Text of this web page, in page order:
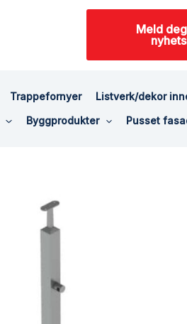
Meld
Trappefornyer Listverk/dekor
Byggprodukter Pusset